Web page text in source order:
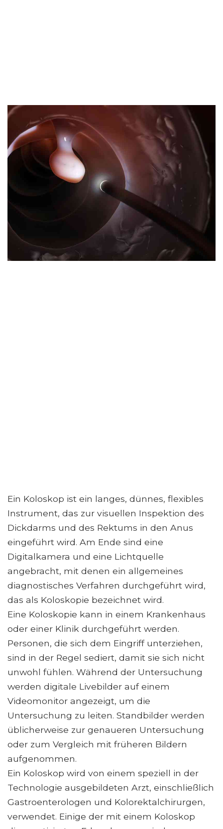
Ein Koloskop ist ein langes, dünnes, flexibles
Instrument, das zur visuellen Inspektion des
Dickdarms und des Rektums in den Anus
eingeführt wird. Am Ende sind eine
Digitalkamera und eine Lichtquelle
angebracht, mit denen ein allgemeines
diagnostisches Verfahren durchgeführt wird,
das als Koloskopie bezeichnet wird.
Eine Koloskopie kann in einem Krankenhaus
oder einer Klinik durchgeführt werden.
Personen, die sich dem Eingriff unterziehen,
sind in der Regel sediert, damit sie sich nicht
unwohl fühlen. Während der Untersuchung
werden digitale Livebilder auf einem
Videomonitor angezeigt, um die
Untersuchung zu leiten. Standbilder werden
üblicherweise zur genaueren Untersuchung
oder zum Vergleich mit früheren Bildern
aufgenommen.
Ein Koloskop wird von einem speziell in der
Technologie ausgebildeten Arzt, einschließlich
Gastroenterologen und Kolorektalchirurgen,
verwendet. Einige der mit einem Koloskop